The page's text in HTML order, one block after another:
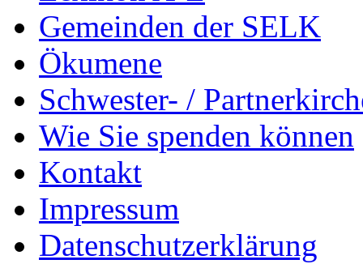
Gemeinden der SELK
Ökumene
Schwester- /
Wie Sie spenden können
Kontakt
Impressum
Datenschutzerklärung